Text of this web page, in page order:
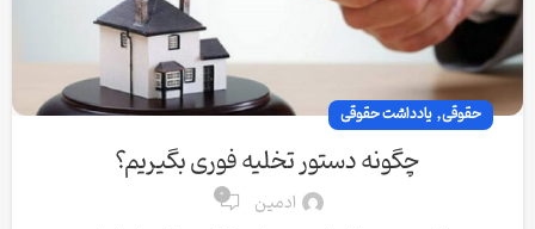
حقوقی, یادداشت حقوقی
چگونه دستور تخلیه فوری بگیریم؟
ادمین 0